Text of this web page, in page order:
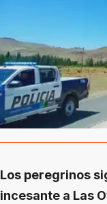
Los peregrinos
incesante a Las